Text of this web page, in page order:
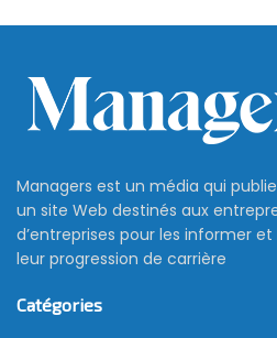
Managers est un média qui
un site Web destinés aux
d’entreprises pour les informer
leur progression de carrière
Catégories